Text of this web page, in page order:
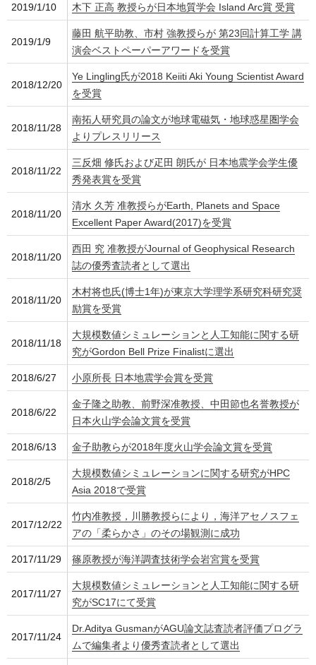
2019/1/10 木下 正高 教授らが日本地質学会 Island Arc賞 受賞
2019/1/9
藤田 航平助教、市村 強教授らが 第23回計算工学 講
演会ベストペーパーアワードを受賞
2018/12/20
Ye Lingling氏が2018 Keiiti Aki Young Scientist Award
を受賞
2018/11/28
南拓人研究員の論文が地球電磁気・地球惑星圏学会
よりプレスリリース
2018/11/22
三反畑 修氏および疋田 朗氏が 日本地震学会学生優
秀発表賞を受賞
2018/11/20
清水 久芳 准教授らがEarth, Planets and Space
Excellent Paper Award(2017)を受賞
2018/11/20
西田 究 准教授がJournal of Geophysical Research
誌の優秀査読者として選出
2018/11/20
木村将也氏(博士1年)が東京大学理学系研究科研究奨
励賞を受賞
2018/11/18
大規模数値シミュレーションと人工知能に関する研
究がGordon Bell Prize Finalistに選出
2018/6/27 小原所長 日本地震学会賞を受賞
2018/6/22
金子隆之助教、前野深准教授、中田節也名誉教授が
日本火山学会論文賞を受賞
2018/6/13 金子助教らが2018年度火山学会論文賞を受賞
2018/2/5
大規模数値シミュレーションに関する研究がHPC
Asia 2018で受賞
2017/12/22
竹内准教授，川勝教授らにより，海洋アセノスフェ
アの「柔らかさ」のその場観測に成功
2017/11/29 篠原教授が海洋調査技術学会岩宮賞を受賞
2017/11/27
大規模数値シミュレーションと人工知能に関する研
究がSC17にて受賞
2017/11/24
Dr.Aditya GusmanがAGU論文誌査読者評価プログラ
ムで編集者より優秀査読者として選出